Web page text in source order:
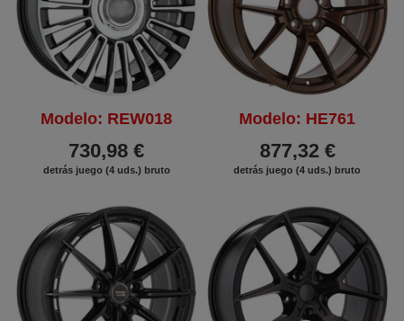
Modelo: REW018
730,98 €
detrás juego (4 uds.) bruto
Modelo: HE761
877,32 €
detrás juego (4 uds.) bruto